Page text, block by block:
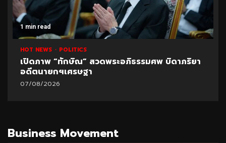
1 min read
HOT NEWS POLITICS
เปิดภาพ “ทักษิณ” สวดพระอภิธรรมศพ บิดาภริยา
อดีตนายกฯเศรษฐา
07/08/2026
Business Movement